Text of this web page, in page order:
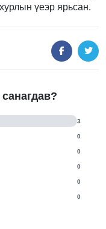
үеэр ярьсан.
3
0
0
0
0
0